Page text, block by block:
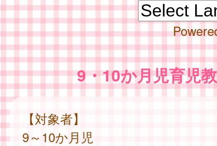
9・10か月児育児
【対象者】
9～10か月児